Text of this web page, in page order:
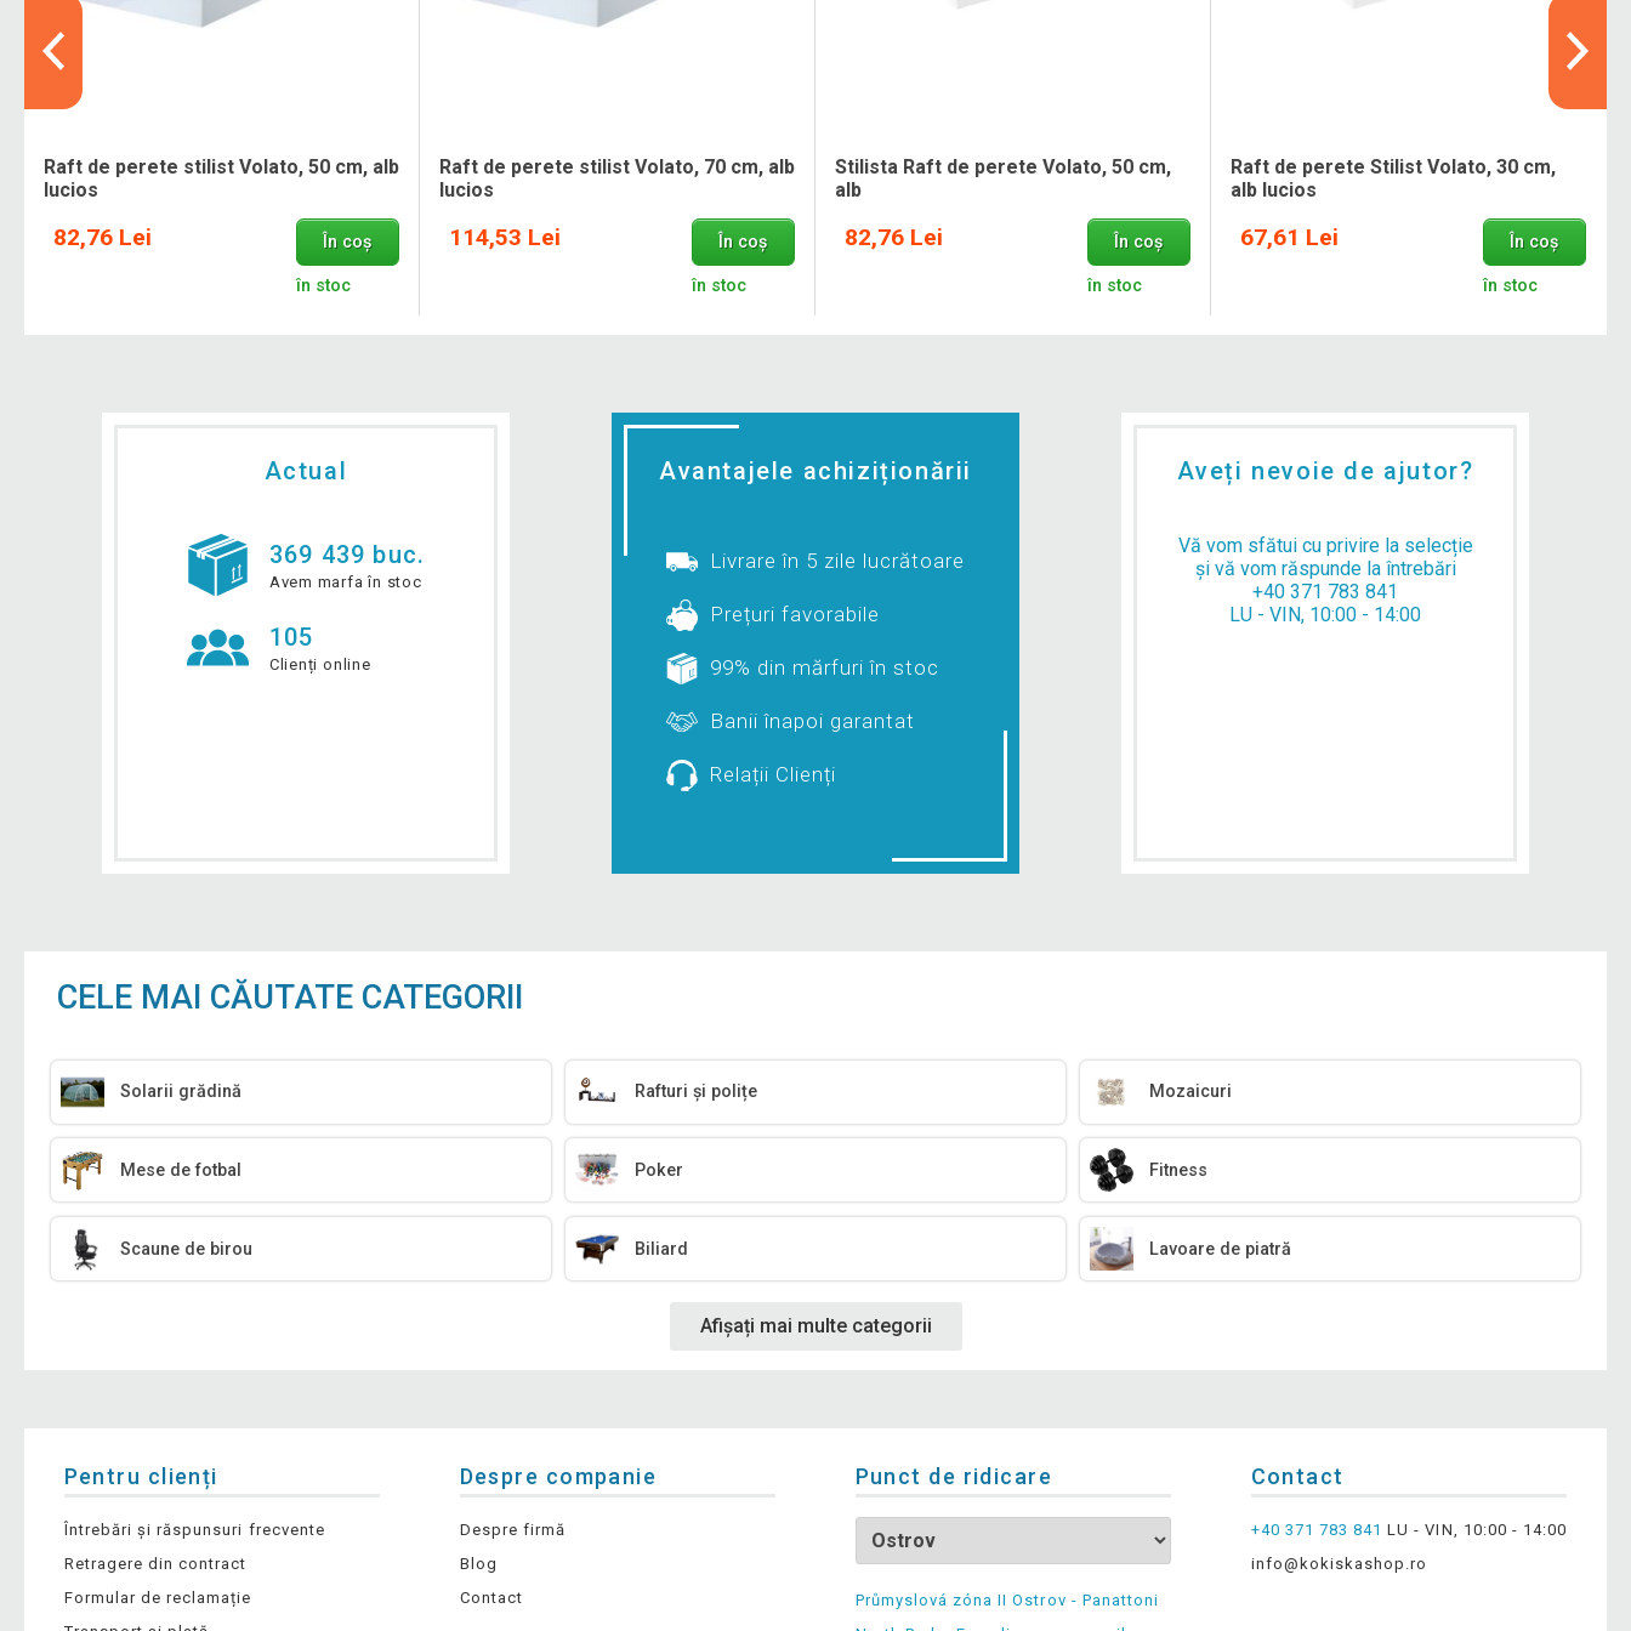
Raft de perete stilist Volato, 50 cm, alb
lucios
82,76 Lei În coș
în stoc
Raft de perete stilist Volato, 70 cm, alb
lucios
114,53 Lei În coș
în stoc
Stilista Raft de perete Volato, 50 cm,
alb
82,76 Lei În coș
în stoc
Raft de perete Stilist Volato, 30 cm,
alb lucios
67,61 Lei În coș
în stoc
Actual
369 439 buc.
Avem marfa în stoc
105
Clienți online
Avantajele achiziționării
Livrare în 5 zile lucrătoare
Prețuri favorabile
99% din mărfuri în stoc
Banii înapoi garantat
Relații Clienți
Aveți nevoie de ajutor?
Vă vom sfătui cu privire la selecție
și vă vom răspunde la întrebări
+40 371 783 841
LU - VIN, 10:00 - 14:00
CELE MAI CĂUTATE CATEGORII
Solarii grădină Rafturi și polițe Mozaicuri
Mese de fotbal Poker Fitness
Scaune de birou Biliard Lavoare de piatră
Afișați mai multe categorii
Pentru clienți
Întrebări și răspunsuri frecvente
Retragere din contract
Formular de reclamație
Despre companie
Despre firmă
Blog
Contact
Punct de ridicare
Průmyslová zóna II Ostrov - Panattoni
Contact
+40 371 783 841 LU - VIN, 10:00 - 14:00
info@kokiskashop.ro